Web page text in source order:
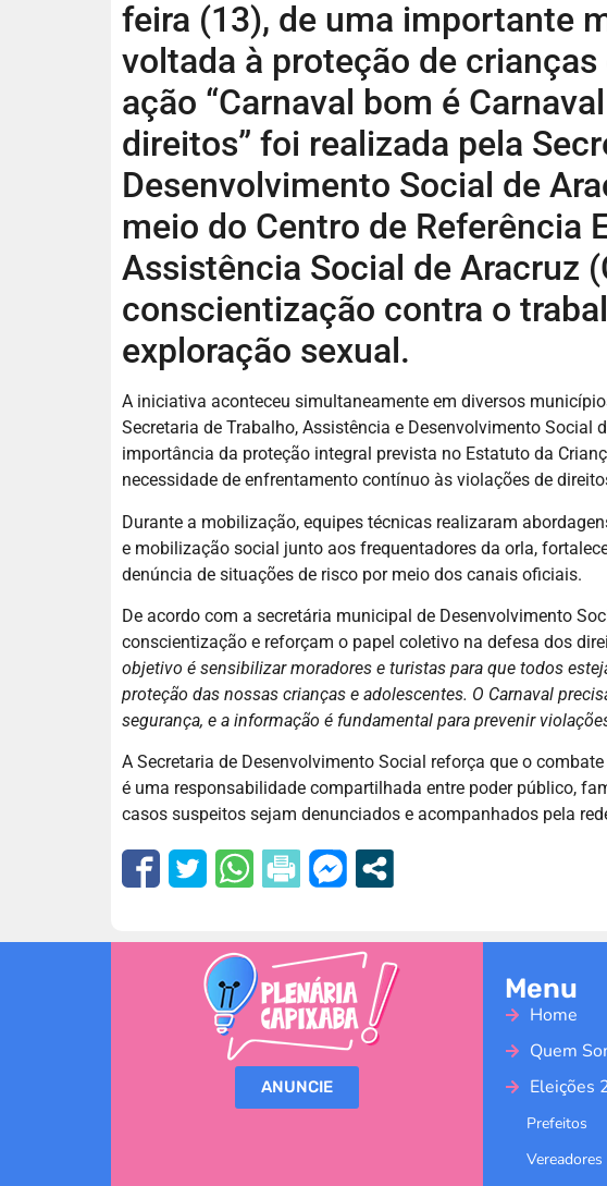
feira (13), de uma importante
voltada à proteção de
ação “Carnaval bom é
direitos” foi realizada pela
Desenvolvimento Social de
meio do Centro de Referência
Assistência Social de Aracruz
conscientização contra o
exploração sexual.
A iniciativa aconteceu simultaneamente em diversos
Secretaria de Trabalho, Assistência e Desenvolvimento Social
importância da proteção integral prevista no Estatuto da
necessidade de enfrentamento contínuo às violações de
Durante a mobilização, equipes técnicas realizaram
e mobilização social junto aos frequentadores da orla,
denúncia de situações de risco por meio dos canais oficiais.
De acordo com a secretária municipal de Desenvolvimento
conscientização e reforçam o papel coletivo na defesa dos
objetivo é sensibilizar moradores e turistas para que todos
proteção das nossas crianças e adolescentes. O Carnaval
segurança, e a informação é fundamental para prevenir
A Secretaria de Desenvolvimento Social reforça que o
é uma responsabilidade compartilhada entre poder público,
casos suspeitos sejam denunciados e acompanhados pela
ANUNCIE
Menu
Home
Quem
Eleições
Prefeitos
Vereadores